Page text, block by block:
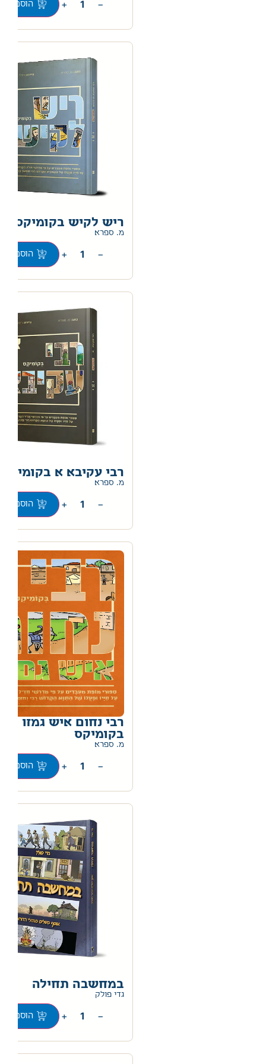
−
+ הוספה
ריש לקיש בקומיקס
מ. ספרא
−
+ הוספה
רבי עקיבא א בקומיקס
מ. ספרא
−
+ הוספה
רבי נחום איש גמזו
בקומיקס
מ. ספרא
−
+ הוספה
במחשבה תחילה
גדי פולק
−
+ הוספה